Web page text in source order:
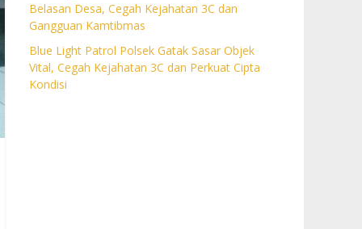
Belasan Desa, Cegah Kejahatan 3C dan
Gangguan Kamtibmas
Blue Light Patrol Polsek Gatak Sasar Objek
Vital, Cegah Kejahatan 3C dan Perkuat Cipta
Kondisi